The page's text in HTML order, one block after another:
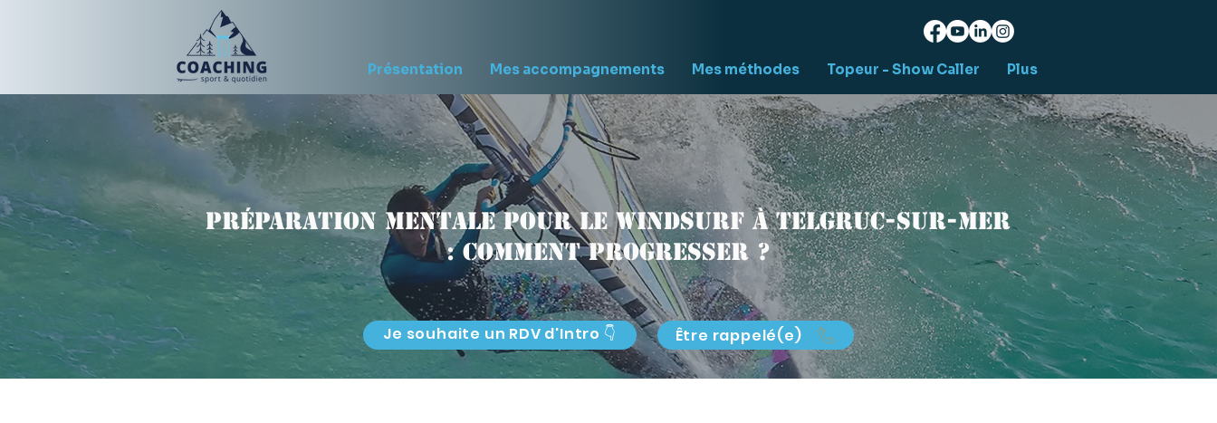
Présentation Mes accompagnements Mes méthodes Topeur - Show Caller Plus
Préparation mentale pour le windsurf à Telgruc-sur-Mer
: comment progresser ?
Je souhaite un RDV d'Intro 👇 Être rappelé(e)